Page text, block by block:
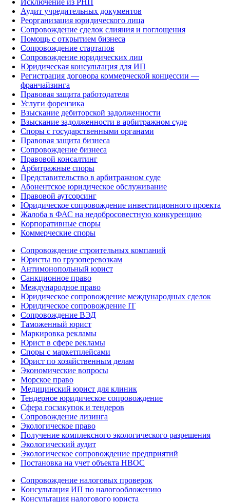
Исключение из РНП
Аудит учредительных документов
Реорганизация юридического лица
Сопровождение сделок слияния и поглощения
Помощь с открытием бизнеса
Сопровождение стартапов
Сопровождение юридических лиц
Юридическая консультация для ИП
Регистрация договора коммерческой концессии —
франчайзинга
Правовая защита работодателя
Услуги форензика
Взыскание дебиторской задолженности
Взыскание задолженности в арбитражном суде
Споры с государственными органами
Правовая защита бизнеса
Сопровождение бизнеса
Правовой консалтинг
Арбитражные споры
Представительство в арбитражном суде
Абонентское юридическое обслуживание
Правовой аутсорсинг
Юридическое сопровождение инвестиционного проекта
Жалоба в ФАС на недобросовестную конкуренцию
Корпоративные споры
Коммерческие споры
Сопровождение строительных компаний
Юристы по грузоперевозкам
Антимонопольный юрист
Санкционное право
Международное право
Юридическое сопровождение международных сделок
Юридическое сопровождение IT
Сопровождение ВЭД
Таможенный юрист
Маркировка рекламы
Юрист в сфере рекламы
Споры с маркетплейсами
Юрист по хозяйственным делам
Экономические вопросы
Морское право
Медицинский юрист для клиник
Тендерное юридическое сопровождение
Сфера госзакупок и тендеров
Сопровождение лизинга
Экологическое право
Получение комплексного экологического разрешения
Экологический аудит
Экологическое сопровождение предприятий
Постановка на учет объекта НВОС
Сопровождение налоговых проверок
Консультация ИП по налогообложению
Консультация налогового юриста